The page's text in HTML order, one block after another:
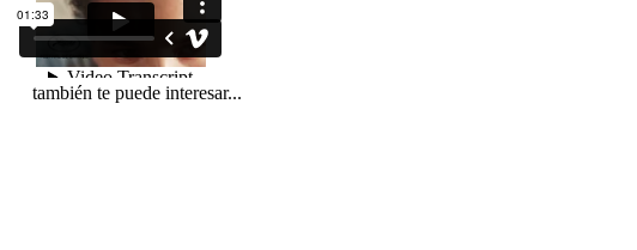
también te puede interesar...